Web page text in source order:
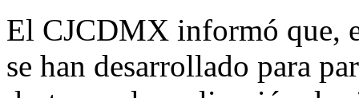
El CJCDMX informó que,
se han desarrollado para